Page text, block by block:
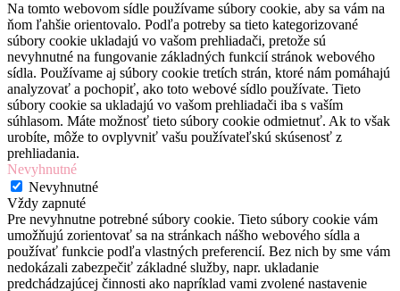
Na tomto webovom sídle používame súbory cookie, aby sa vám na
ňom ľahšie orientovalo. Podľa potreby sa tieto kategorizované
súbory cookie ukladajú vo vašom prehliadači, pretože sú
nevyhnutné na fungovanie základných funkcií stránok webového
sídla. Používame aj súbory cookie tretích strán, ktoré nám pomáhajú
analyzovať a pochopiť, ako toto webové sídlo používate. Tieto
súbory cookie sa ukladajú vo vašom prehliadači iba s vaším
súhlasom. Máte možnosť tieto súbory cookie odmietnuť. Ak to však
urobíte, môže to ovplyvniť vašu používateľskú skúsenosť z
prehliadania.
Nevyhnutné
Nevyhnutné
Vždy zapnuté
Pre nevyhnutne potrebné súbory cookie. Tieto súbory cookie vám
umožňujú zorientovať sa na stránkach nášho webového sídla a
používať funkcie podľa vlastných preferencií. Bez nich by sme vám
nedokázali zabezpečiť základné služby, napr. ukladanie
predchádzajúcej činnosti ako napríklad vami zvolené nastavenie